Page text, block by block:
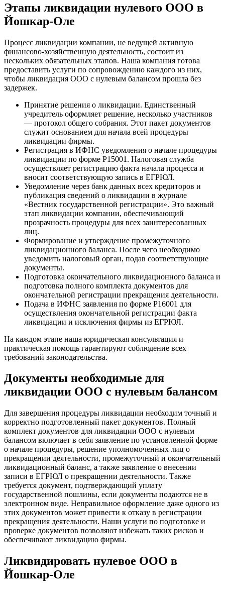
Этапы ликвидации нулевого ООО в
Йошкар-Оле
Процесс ликвидации компании, не ведущей активную
финансово-хозяйственную деятельность, состоит из
нескольких обязательных этапов. Наша компания готова
предоставить услуги по сопровождению каждого из них,
чтобы ликвидация ООО с нулевым балансом прошла без
задержек.
Принятие решения о ликвидации. Единственный
учредитель оформляет решение, несколько участников
— протокол общего собрания. Этот пакет документов
служит основанием для начала всей процедуры
ликвидации фирмы.
Регистрация в ИФНС уведомления о начале процедуры
ликвидации по форме Р15001. Налоговая служба
осуществляет регистрацию факта начала процесса и
вносит соответствующую запись в ЕГРЮЛ.
Уведомление через банк данных всех кредиторов и
публикация сведений о ликвидации в журнале
«Вестник государственной регистрации». Это важный
этап ликвидации компании, обеспечивающий
прозрачность процедуры для всех заинтересованных
лиц.
Формирование и утверждение промежуточного
ликвидационного баланса. После чего необходимо
уведомить налоговый орган, подав соответствующие
документы.
Подготовка окончательного ликвидационного баланса и
подготовка полного комплекта документов для
окончательной регистрации прекращения деятельности.
Подача в ИФНС заявления по форме Р16001 для
осуществления окончательной регистрации факта
ликвидации и исключения фирмы из ЕГРЮЛ.
На каждом этапе наша юридическая консультация и
практическая помощь гарантируют соблюдение всех
требований законодательства.
Документы необходимые для
ликвидации ООО с нулевым балансом
Для завершения процедуры ликвидации необходим точный и
корректно подготовленный пакет документов. Полный
комплект документов для ликвидации ООО с нулевым
балансом включает в себя заявление по установленной форме
о начале процедуры, решение уполномоченных лиц о
прекращении деятельности, промежуточный и окончательный
ликвидационный баланс, а также заявление о внесении
записи в ЕГРЮЛ о прекращении деятельности. Также
требуется документ, подтверждающий уплату
государственной пошлины, если документы подаются не в
электронном виде. Неправильное оформление даже одного из
этих документов может привести к отказу в регистрации
прекращения деятельности. Наши услуги по подготовке и
проверке документов позволяют избежать таких рисков и
обеспечивают ликвидацию фирмы.
Ликвидировать нулевое ООО в
Йошкар-Оле